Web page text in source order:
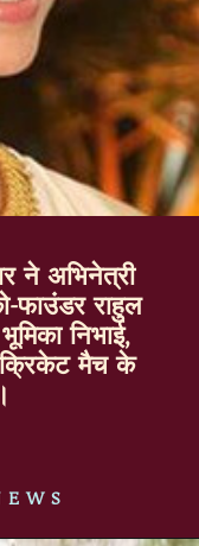
ने अभिनेत्री
फाउंडर राहुल
निभाई,
क्रिकेट मैच के